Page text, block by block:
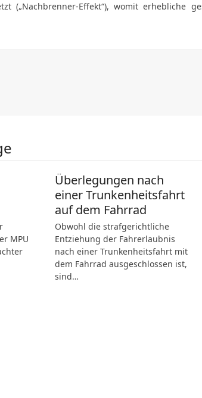
(„Nachbrenner-Effekt“), womit erhebliche
MPU
Überlegungen nach
einer Trunkenheitsfahrt
auf dem Fahrrad
Obwohl die strafgerichtliche
Entziehung der Fahrerlaubnis
nach einer Trunkenheitsfahrt mit
dem Fahrrad ausgeschlossen ist,
sind…